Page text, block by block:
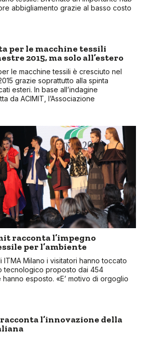
abbigliamento grazie al basso costo
per le macchine tessili
2015, ma solo all’estero
le macchine tessili è cresciuto nel
grazie soprattutto alla spinta
esteri. In base all’indagine
da ACIMIT, l’Associazione
racconta l’impegno
per l’ambiente
ITMA Milano i visitatori hanno toccato
tecnologico proposto dai 454
esposto. «E’ motivo di orgoglio
l’innovazione della